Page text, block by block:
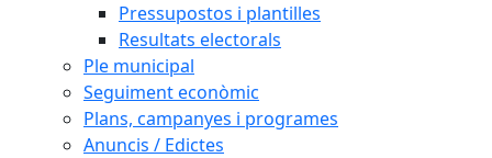
Pressupostos i plantilles
Resultats electorals
Ple municipal
Seguiment econòmic
Plans, campanyes i programes
Anuncis / Edictes